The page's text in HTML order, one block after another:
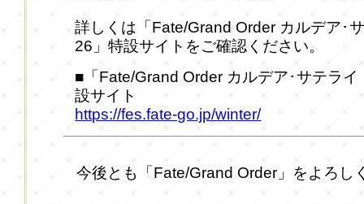
詳しくは「Fate/Grand Order カルデア･
26」特設サイトをご確認ください。
■「Fate/Grand Order カルデア･サテラ
設サイト
https://fes.fate-go.jp/winter/
今後とも「Fate/Grand Order」をよろし